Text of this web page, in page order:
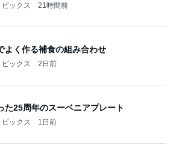
ックス 21時間前
よく作る補食の組み合わせ
ックス 2日前
た25周年のスーベニアプレート
ックス 1日前